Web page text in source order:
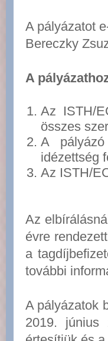
A pályázatot
Bereczky
A
Az ISTH/
összes
A
idézettség
Az ISTH/
Az
évre
a
további
A pályázatok
2019. június